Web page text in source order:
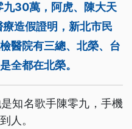
30萬，阿虎、陳大天
造假證明，新北市民
醫院有三總、北榮、台
全都在北榮。
知名歌手陳零九，手機
人。